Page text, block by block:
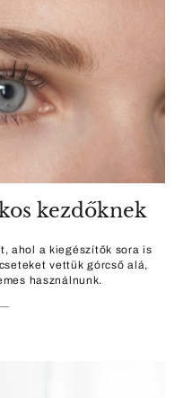
kezdőknek
ahol a kiegészítők sora is
vettük górcső alá,
használnunk.